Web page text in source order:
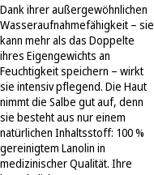
Dank ihrer außergewöhnlichen
Wasseraufnahmefähigkeit – sie
kann mehr als das Doppelte
ihres Eigengewichts an
Feuchtigkeit speichern – wirkt
sie intensiv pflegend. Die Haut
nimmt die Salbe gut auf, denn
sie besteht aus nur einem
natürlichen Inhaltsstoff: 100 %
gereinigtem Lanolin in
medizinischer Qualität. Ihre